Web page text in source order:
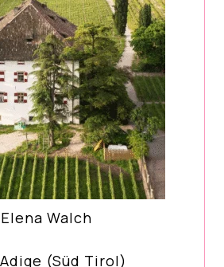
Elena Walch
(Süd Tirol)